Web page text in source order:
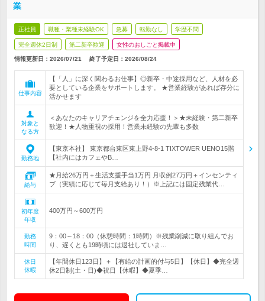
業
正社員 職種・業種未経験OK 急募 転勤なし 学歴不問
完全週休2日制 第二新卒歓迎 女性のおしごと掲載中
情報更新日：2026/07/21 終了予定日： 2026/08/24
仕事内容
【「人」に深く関わるお仕事】◎新卒・中途採用など、人材を必
要としている企業をサポートします。 ★営業経験があれば存分に
活かせます
対象と
なる方
＜あなたのキャリアチェンジを全力応援！＞★未経験・第二新卒
歓迎！★人物重視の採用！営業未経験の先輩も多数
勤務地
【東京本社】 東京都台東区東上野4-8-1 TIXTOWER UENO15階
【社内にはカフェやB…
給与
★月給26万円＋生活支援手当1万円 月収例27万円＋インセンティ
ブ（実績に応じて毎月支給あり！）※上記には固定残業代…
初年度
年収
400万円～600万円
勤務
時間
9：00～18：00（休憩時間：1時間）※残業削減に取り組んでお
り、遅くとも19時頃には退社していま…
休日
休暇
【年間休日123日】＋【有給の計画的付与5日】【休日】◆完全週
休2日制(土・日)◆祝日【休暇】◆夏季…